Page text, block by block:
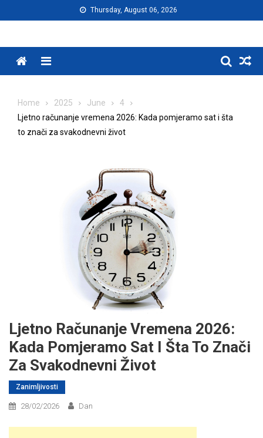
to
Thursday, August 06, 2026
Menu
Home 2025 June
4
Ljetno računanje vremena 2026: Kada pomjeramo sat i šta
to znači za svakodnevni život
Ljetno Računanje Vremena 2026:
Kada Pomjeramo Sat I Šta To Znači
Za Svakodnevni Život
Zanimljivosti
28/02/2026 Dan